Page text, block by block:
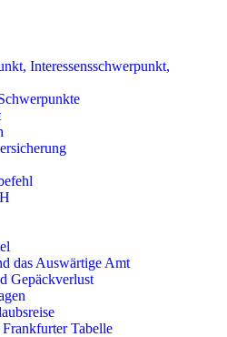
Interessensschwerpunkt,
das Auswärtige Amt
Gepäckverlust
Tabelle